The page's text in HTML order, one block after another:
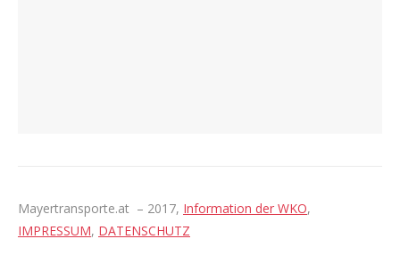
Mayertransporte.at – 2017, Information der WKO,
IMPRESSUM, DATENSCHUTZ